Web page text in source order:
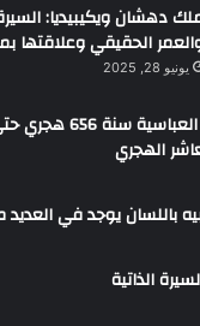
دهشان ويكيبيديا: السيرة
الحقيقي وعلاقتها
يونيو 28, 2025
يبدأ من سقوط
الهجري
يوجد في العديد
الذاتية